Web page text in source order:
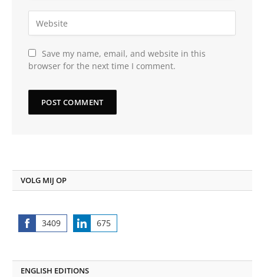
Save my name, email, and website in this
browser for the next time I comment.
VOLG MIJ OP
3409
Share
675
Share
ENGLISH EDITIONS